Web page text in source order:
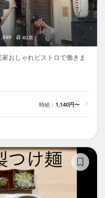
40席
おしゃれビストロで働きま
時給： 1,140円〜